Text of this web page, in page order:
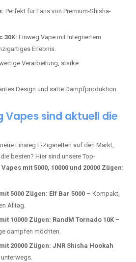
Perfekt für Fans von Premium-Shisha-
30K: Einweg Vape mit integriertem
Erlebnis.
Verarbeitung, starke
Design und satte Dampfproduktion.
Vapes sind aktuell die
Einweg E-Zigaretten auf den Markt,
besten? Hier sind unsere Top-
mit 5000, 10000 und 20000 Zügen:
5000 Zügen: Elf Bar 5000 – Kompakt,
Alltag.
10000 Zügen: RandM Tornado 10K –
dampfen möchten.
20000 Zügen: JNR Shisha Hookah